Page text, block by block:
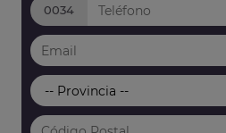
0034